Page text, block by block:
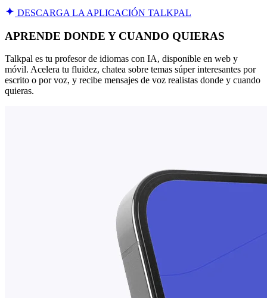
DESCARGA LA APLICACIÓN TALKPAL
APRENDE DONDE Y CUANDO QUIERAS
Talkpal es tu profesor de idiomas con IA, disponible en web y
móvil. Acelera tu fluidez, chatea sobre temas súper interesantes por
escrito o por voz, y recibe mensajes de voz realistas donde y cuando
quieras.